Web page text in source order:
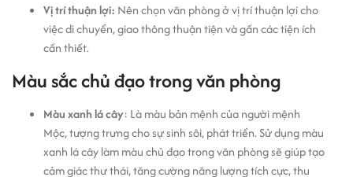
Vị trí thuận lợi: Nên chọn văn phòng ở vị trí thuận lợi cho
việc di chuyển, giao thông thuận tiện và gần các tiện ích
cần thiết.
Màu sắc chủ đạo trong văn phòng
Màu xanh lá cây: Là màu bản mệnh của người mệnh
Mộc, tượng trưng cho sự sinh sôi, phát triển. Sử dụng màu
xanh lá cây làm màu chủ đạo trong văn phòng sẽ giúp tạo
cảm giác thư thái, tăng cường năng lượng tích cực, thu